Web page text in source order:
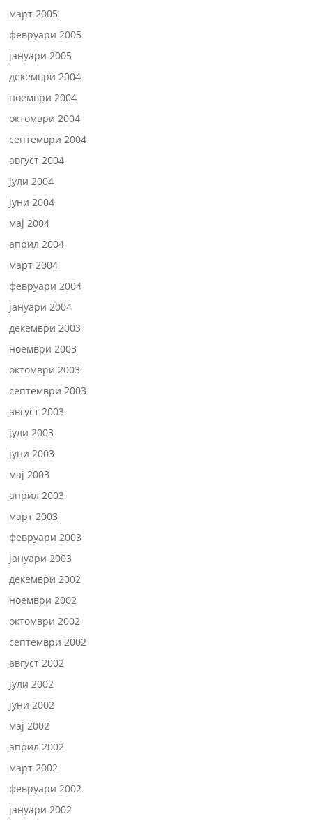
март 2005
февруари 2005
јануари 2005
декември 2004
ноември 2004
октомври 2004
септември 2004
август 2004
јули 2004
јуни 2004
мај 2004
април 2004
март 2004
февруари 2004
јануари 2004
декември 2003
ноември 2003
октомври 2003
септември 2003
август 2003
јули 2003
јуни 2003
мај 2003
април 2003
март 2003
февруари 2003
јануари 2003
декември 2002
ноември 2002
октомври 2002
септември 2002
август 2002
јули 2002
јуни 2002
мај 2002
април 2002
март 2002
февруари 2002
јануари 2002